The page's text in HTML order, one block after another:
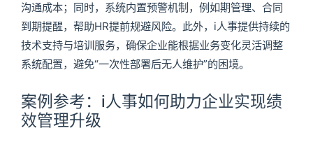
沟通成本；同时，系统内置预警机制，例如期管理、合同
到期提醒，帮助HR提前规避风险。此外，i人事提供持续的
技术支持与培训服务，确保企业能根据业务变化灵活调整
系统配置，避免“一次性部署后无人维护”的困境。
案例参考：i人事如何助力企业实现绩
效管理升级